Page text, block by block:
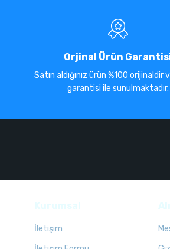
Orjinal Ürün
Satın aldığınız ürün %100 orijinaldir
garantisi ile sunulmaktadır.
İletişim